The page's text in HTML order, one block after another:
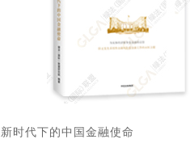
新时代下的中国金融使命